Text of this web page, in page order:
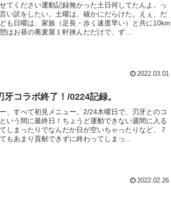
てください運動記録無かった土日何してたんよ。っ
い訳をしたい。土曜は、確かにだらけた。えぇ、だ
も日曜は、家族（足長・歩く速度早い）と共に10km
はお昼の蕎麦屋１軒挟んだだけで、ず...
2022.03.01
牙コラボ終了！/0224記録。
、すべて初見メニュー。2/24木曜日で、刃牙とのコ
いう間に最終日！ちょうど運動できない週間に入る
しまったりでなんだか日が空いちゃったりなど、７
もあまり貢献できずに終わってしまっ...
2022.02.26